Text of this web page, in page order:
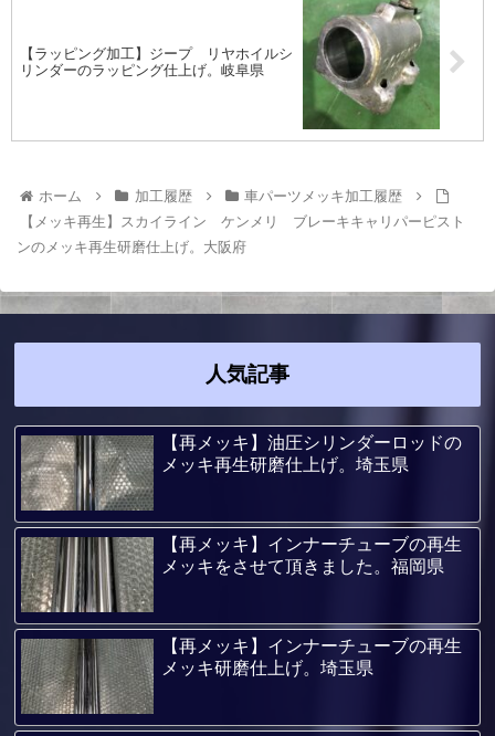
【ラッピング加工】ジープ リヤホイルシ
リンダーのラッピング仕上げ。岐阜県
ホーム 加工履歴
車パーツメッキ加工履歴
【メッキ再生】スカイライン ケンメリ ブレーキキャリパーピスト
ンのメッキ再生研磨仕上げ。大阪府
人気記事
【再メッキ】油圧シリンダーロッドの
メッキ再生研磨仕上げ。埼玉県
【再メッキ】インナーチューブの再生
メッキをさせて頂きました。福岡県
【再メッキ】インナーチューブの再生
メッキ研磨仕上げ。埼玉県